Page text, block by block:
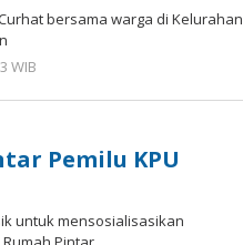
bersama warga di Kelurahan
WIB
Pemilu KPU
untuk mensosialisasikan